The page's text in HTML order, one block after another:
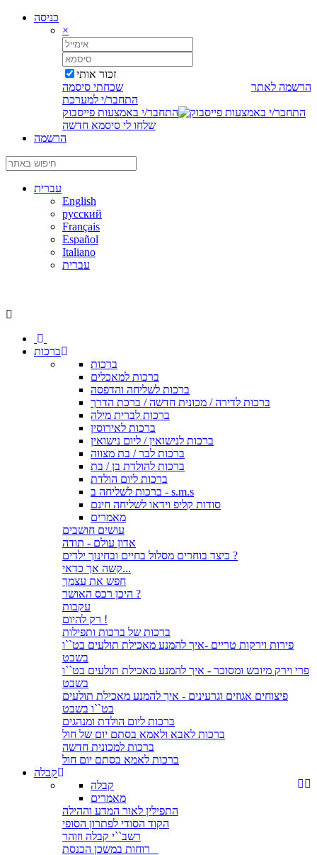
כניסה
×
זכור אותי
שכחתי סיסמה
הרשמה לאתר
התחבר/י למערכת
התחבר/י באמצעות פייסבוק
שלחו לי סיסמא חדשה
הרשמה
עברית
English
русский
Français
Español
Italiano
עברית
ברכות
ברכות
ברכות למאכלים
ברכות לשליחה והדפסה
ברכות לדירה / מכונית חדשה / ברכת הדרך
ברכות לברית מילה
ברכות לאירוסין
ברכות לנישואין / ליום נישואין
ברכות לבר / בת מצווה
ברכות להולדת בן / בת
ברכות ליום הולדת
ברכות לשליחה ב - s.m.s
סודות קליפ וידאו לשליחה חינם
מאמרים
עושים חושבים
אדון עולם - תודה
כיצד בוחרים מסלול בחיים ובחינוך ילדים ?
קשה אך כדאי...
חפש את עצמך
היכן רכס האושר ?
עקבות
רק להיום !
ברכות של ברכות ותפילות
פירות וירקות טריים -איך להמנע מאכילת תולעים בט``ו
בשבט
פרי וירק מיובש ומסוכר - איך להמנע מאכילת תולעים בט``ו
בשבט
פיצוחים אגוזים וגרעינים - איך להמנע מאכילת תולעים
בט``ו בשבט
ברכות ליום הולדת ומנהגים
ברכות לאבא ולאמא בסתם יום של חול
ברכות למכונית חדשה
ברכות לאמא בסתם יום חול
קבלה
קבלה
מאמרים
התפילין לאור המדע וההילה
הקוד הסודי לפתרון הסופי
רשב``י קבלה וזוהר